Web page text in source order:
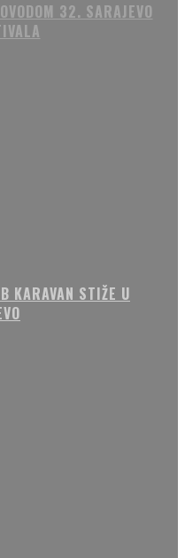
32. SARAJEVO
KARAVAN STIŽE U